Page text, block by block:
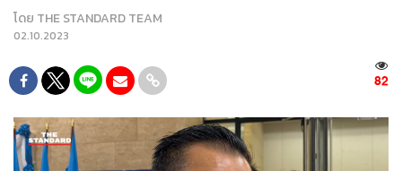
โดย THE STANDARD TEAM
02.10.2023
82